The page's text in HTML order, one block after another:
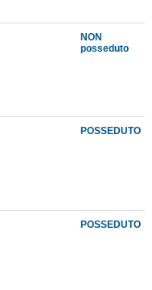
NON
posseduto
POSSEDUTO
POSSEDUTO